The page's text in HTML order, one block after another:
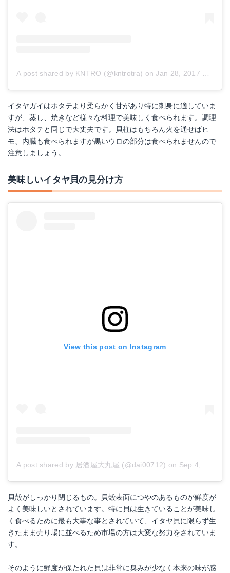
A post shared by KNTRO (@kntrotra) onJan 28, 2017 at 12:32am PST
イタヤガイはホタテより柔らかく甘があり特に刺身に適していま
すが、蒸し、焼きなど様々な料理で美味しく食べられます。調理
法はホタテと同じで大丈夫です。貝柱はもちろん火を通せばヒ
モ、内臓も食べられますが黒いウロの部分は食べられませんので
注意しましょう。
美味しいイタヤ貝の見分け方
View this post on Instagram
A post shared by 居酒屋大丸屋 (@dai00712) on Sep 4, 2017 at 11:42pm PDT
貝殻がしっかり閉じるもの。貝殻表面につやのあるものが鮮度が
よく美味しいとされています。特に貝は生きていることが美味し
く食べるために最も大事な事とされていて、イタヤ貝に限らず生
きたまま売り場に並べるため市場の方は大変な努力をされていま
す。
そのように鮮度が保たれた貝は非常に臭みが少なく本来の味が感